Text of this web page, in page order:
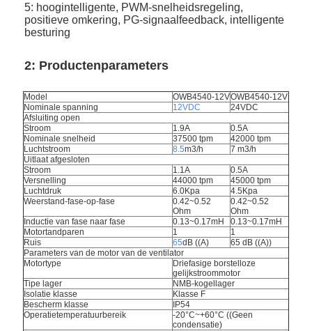
5: hoogintelligente, PWM-snelheidsregeling,
positieve omkering, PG-signaalfeedback, intelligente
besturing
2: Productenparameters
Model OWB4540-12VOWB4540-12V
Nominale spanning
12VDC
24VDC
Afsluiting open
Stroom
1.9A
0.5A
Nominale snelheid
37500 tpm
42000 tpm
Luchtstroom
8.5m3/h
7 m3/h
Uitlaat afgesloten
Stroom
1.1A
0.5A
Versnelling
44000 tpm
45000 tpm
Luchtdruk
6.0Kpa
4.5Kpa
Weerstand-fase-op-fase
0.42~0.52
Ohm
0.42~0.52
Ohm
Inductie van fase naar fase
0.13~0.17mH
0.13~0.17mH
Motortandparen
1
1
Ruis
65dB ((A)
65 dB ((A))
Parameters van de motor van de ventilator
Motortype
Driefasige borstelloze
gelijkstroommotor
Tipe lager
NMB-kogellager
Isolatie klasse
Klasse F
Bescherm klasse
IP54
Operatietemperatuurbereik
-20°C~+60°C ((Geen
condensatie)